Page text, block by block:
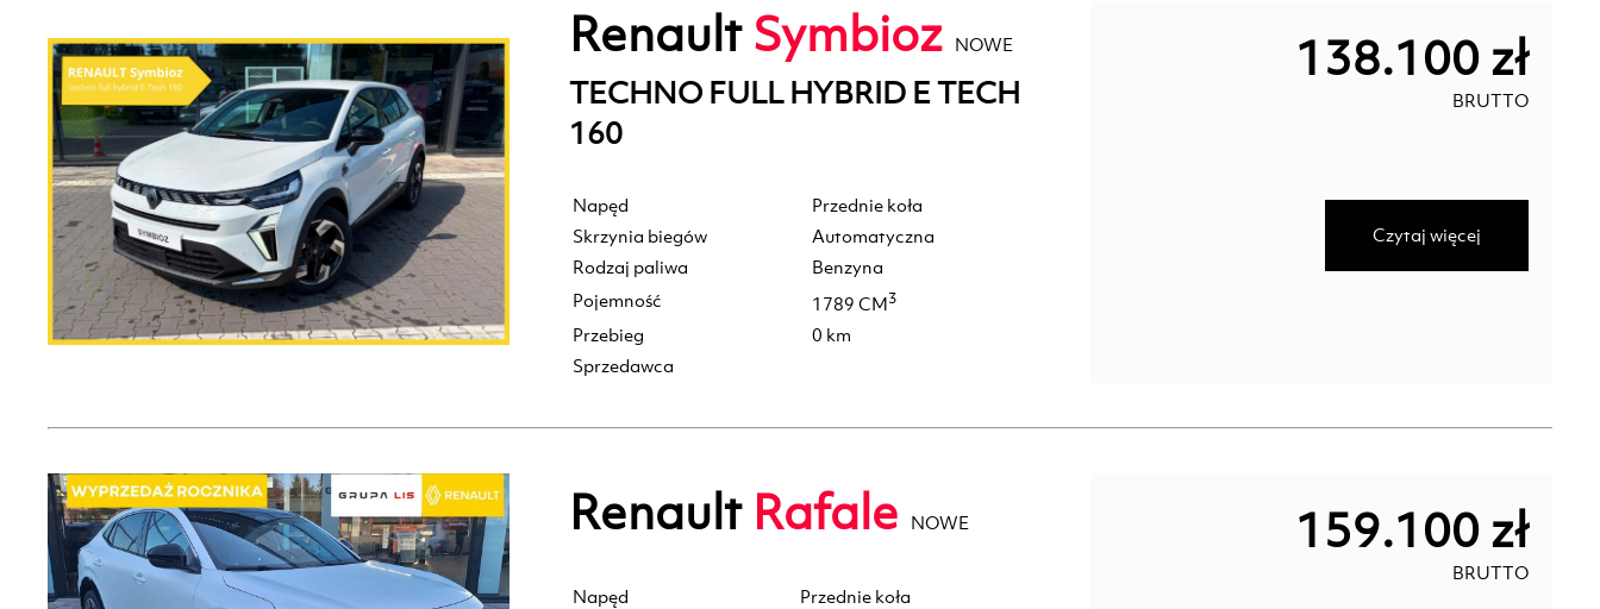
RenaultSymbioz NOWE
TECHNO FULL HYBRID E TECH
160
Napęd
Przednie koła
Skrzynia biegów
Automatyczna
Rodzaj paliwa
Benzyna
Pojemność
1789 CM3
Przebieg
0 km
Sprzedawca
138.100 zł
BRUTTO
Czytaj więcej
Renault Rafale NOWE
Napęd
Przednie koła
159.100 zł
BRUTTO